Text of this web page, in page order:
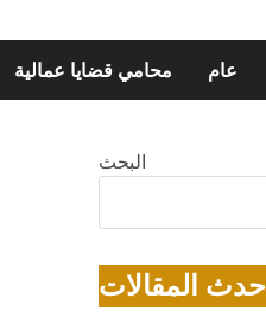
محامي قضايا عمالية عام
البحث
أحدث المقالات